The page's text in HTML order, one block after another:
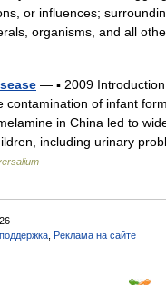
or influences;
organisms, and all
— ▪ 2009
of infant
in China led to
including urinary
Реклама на сайте